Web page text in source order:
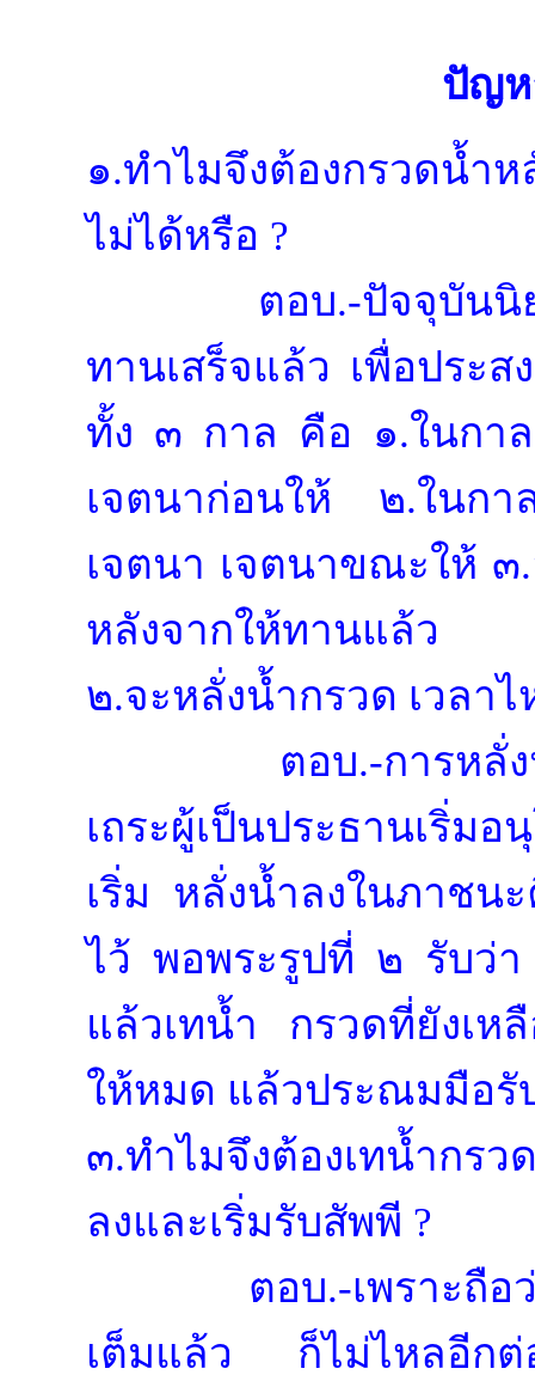
ปัญห
๑.ทำไมจึงต้องกรวดน้ำ
ไม่ได้หรือ ?
ตอบ.-ปัจจุบันนิ
ทานเสร็จแล้ว เพื่อประ
ทั้ง ๓ กาล คือ ๑.ในกาล
เจตนาก่อนให้ ๒.ในก
เจตนา เจตนาขณะให้ ๓
หลังจากให้ทานแล้ว
๒.จะหลั่งน้ำกรวด เวลา
ตอบ.-การหลั่
เถระผู้เป็นประธานเริ่ม
เริ่ม หลั่งน้ำลงในภาชน
ไว้ พอพระรูปที่ ๒ รับว่
แล้วเทน้ำ กรวดที่ยังเห
ให้หมด แล้วประณมมือรั
๓.ทำไมจึงต้องเทน้ำกร
ลงและเริ่มรับสัพพี ?
ตอบ.-เพราะถื
เต็มแล้ว ก็ไม่ไหลอีก